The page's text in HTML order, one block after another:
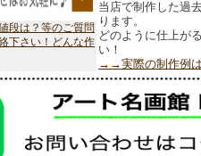
段は？等のご質問
下さい！どんな作
当店で制作した過
ります。
どのように仕上が
い！
→→実際の制作例